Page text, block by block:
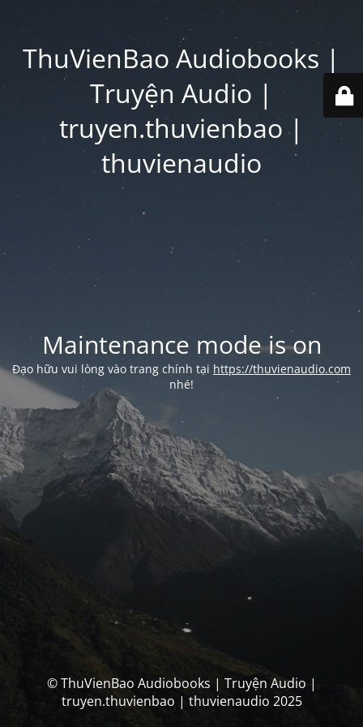
ThuVienBao Audiobooks |
Truyện Audio |
truyen.thuvienbao |
thuvienaudio
Maintenance mode is on
Đạo hữu vui lòng vào trang chính tại https://thuvienaudio.com
nhé!
© ThuVienBao Audiobooks | Truyện Audio |
truyen.thuvienbao | thuvienaudio 2025